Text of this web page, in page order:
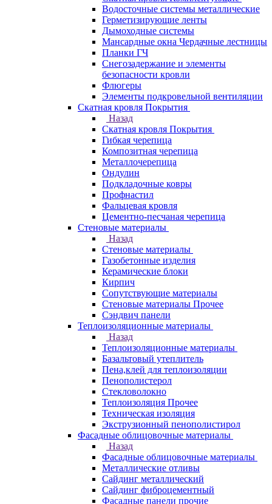
Водосточные системы металлические
Герметизирующие ленты
Дымоходные системы
Мансардные окна Чердачные лестницы
Планки ГЧ
Снегозадержание и элементы
безопасности кровли
Флюгеры
Элементы подкровельной вентиляции
Скатная кровля Покрытия
Назад
Скатная кровля Покрытия
Гибкая черепица
Композитная черепица
Металлочерепица
Ондулин
Подкладочные ковры
Профнастил
Фальцевая кровля
Цементно-песчаная черепица
Стеновые материалы
Назад
Стеновые материалы
Газобетонные изделия
Керамические блоки
Кирпич
Сопутствующие материалы
Стеновые материалы Прочее
Сэндвич панели
Теплоизоляционные материалы
Назад
Теплоизоляционные материалы
Базальтовый утеплитель
Пена,клей для теплоизоляции
Пенополистерол
Стекловолокно
Теплоизоляция Прочее
Техническая изоляция
Экструзионный пенополистирол
Фасадные облицовочные материалы
Назад
Фасадные облицовочные материалы
Металлические отливы
Сайдинг металлический
Сайдинг фиброцементный
Фасадные панели прочие